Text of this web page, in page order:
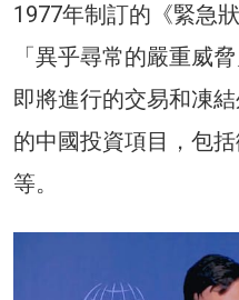
1977年制訂的《緊急
「異乎尋常的嚴重威
即將進行的交易和凍
的中國投資項目，包
等。